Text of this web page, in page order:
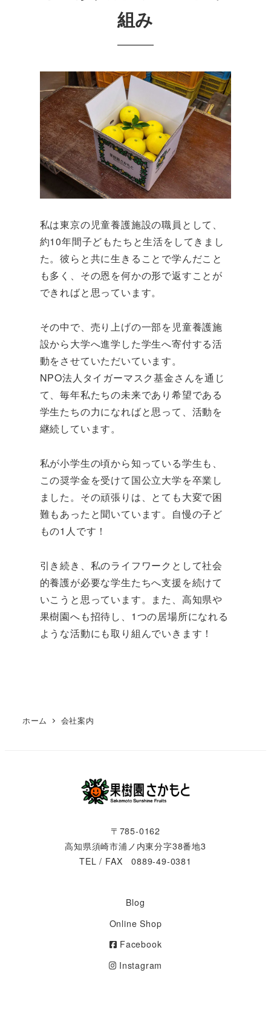
組み
私は東京の児童養護施設の職員として、
約10年間子どもたちと生活をしてきまし
た。彼らと共に生きることで学んだこと
も多く、その恩を何かの形で返すことが
できればと思っています。
その中で、売り上げの一部を児童養護施
設から大学へ進学した学生へ寄付する活
動をさせていただいています。
NPO法人タイガーマスク基金さんを通じ
て、毎年私たちの未来であり希望である
学生たちの力になればと思って、活動を
継続しています。
私が小学生の頃から知っている学生も、
この奨学金を受けて国公立大学を卒業し
ました。その頑張りは、とても大変で困
難もあったと聞いています。自慢の子ど
もの1人です！
引き続き、私のライフワークとして社会
的養護が必要な学生たちへ支援を続けて
いこうと思っています。また、高知県や
果樹園へも招待し、1つの居場所になれる
ような活動にも取り組んでいきます！
ホーム 会社案内
〒785-0162
高知県須崎市浦ノ内東分字38番地3
TEL / FAX 0889-49-0381
Blog
Online Shop
Facebook
Instagram